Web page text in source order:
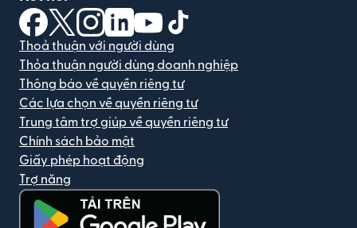
(mở trong cửa sổ mới)
(mở trong cửa sổ mới)
(mở trong cửa sổ mới)
(mở trong cửa sổ mới)
(mở trong cửa sổ mới)
Thoả thuận với người dùng
Thỏa thuận người dùng doanh nghiệp
Thông báo về quyền riêng tư
Các lựa chọn về quyền riêng tư
Trung tâm trợ giúp về quyền riêng tư
Chính sách bảo mật
Giấy phép hoạt động
Trợ năng